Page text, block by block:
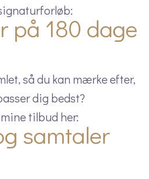
på 180 dage
så du kan mærke efter,
dig bedst?
tilbud her:
samtaler